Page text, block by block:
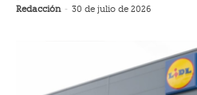
Redacción - 30 de julio de 2026